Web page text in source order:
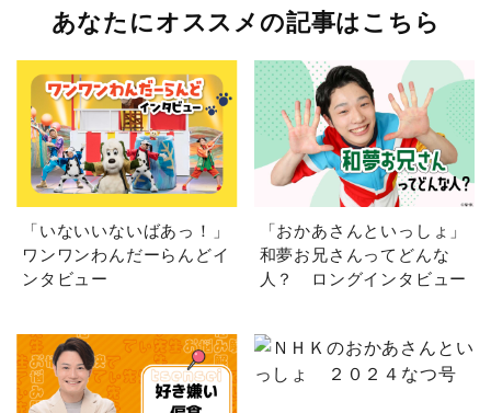
あなたにオススメの記事はこちら
「いないいないばあっ！」
ワンワンわんだーらんどイ
ンタビュー
「おかあさんといっしょ」
和夢お兄さんってどんな
人？ ロングインタビュー